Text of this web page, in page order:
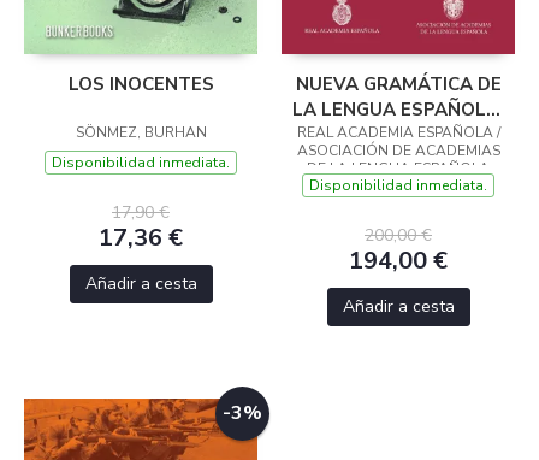
LOS INOCENTES
SÖNMEZ, BURHAN
Disponibilidad inmediata.
17,90 €
17,36 €
Añadir a cesta
NUEVA GRAMÁTICA DE
LA LENGUA ESPAÑOLA.
EDICIÓN REVISADA Y
AMPLIADA
REAL ACADEMIA ESPAÑOLA /
ASOCIACIÓN DE ACADEMIAS
DE LA LENGUA ESPAÑOLA
Disponibilidad inmediata.
200,00 €
194,00 €
Añadir a cesta
-3%